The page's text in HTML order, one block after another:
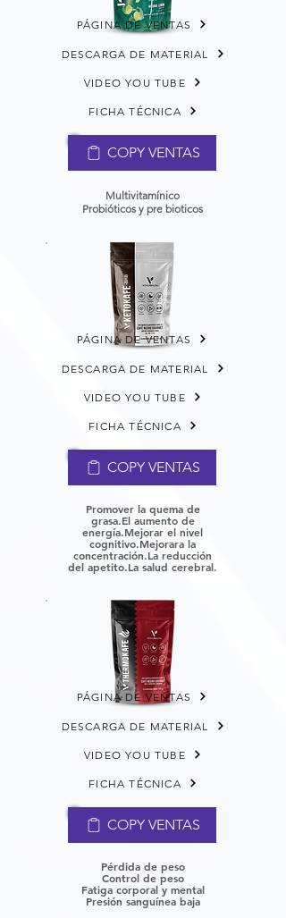
PÁGINA DE VENTAS
DESCARGA DE MATERIAL
VIDEO YOU TUBE
FICHA TÉCNICA
COPY VENTAS
Multivitamínico
Probióticos y pre bioticos
PÁGINA DE VENTAS
DESCARGA DE MATERIAL
VIDEO YOU TUBE
FICHA TÉCNICA
COPY VENTAS
Promover la quema de
grasa.El aumento de
energía.Mejorar el nivel
cognitivo.Mejorara la
concentración.La reducción
del apetito.La salud cerebral.
PÁGINA DE VENTAS
DESCARGA DE MATERIAL
VIDEO YOU TUBE
FICHA TÉCNICA
COPY VENTAS
Pérdida de peso
Control de peso
Fatiga corporal y mental
Presión sanguínea baja